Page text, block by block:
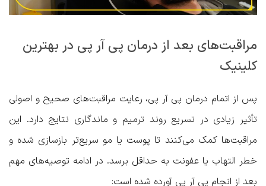
مراقبت‌های بعد از درمان پی آر پی در بهترین
کلینیک
پس از اتمام درمان پی آر پی، رعایت مراقبت‌های صحیح و اصولی
تأثیر زیادی در تسریع روند ترمیم و ماندگاری نتایج دارد. این
مراقبت‌ها کمک می‌کنند تا پوست یا مو سریع‌تر بازسازی شده و
خطر التهاب یا عفونت به حداقل برسد. در ادامه توصیه‌های مهم
بعد از انجام پی آر پی آورده شده است: